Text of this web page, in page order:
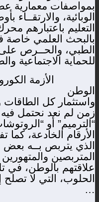
بمواصفات معمارية
الوبائية، والارتقــاء
التعليم باعتبارهم
بالبحث العلمي خاصة
الطبي، والحــرص
للحماية الاجتماعية
الأزمة
الوطن
واستثمار كل الطاقات
زمن لم نعد نحتمل فيه
“الترميم” أو
الأرقام الخادعة،
الذي يتربص بــه بعض
المتربصين
علاقتهم بالوطن، في
الحلوب، التي لا
…